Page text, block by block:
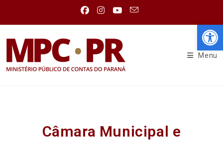
Menu
Câmara Municipal e